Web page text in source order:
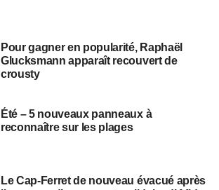
Pour gagner en popularité, Raphaël
Glucksmann apparaît recouvert de
crousty
Été – 5 nouveaux panneaux à
reconnaître sur les plages
Le Cap-Ferret de nouveau évacué après